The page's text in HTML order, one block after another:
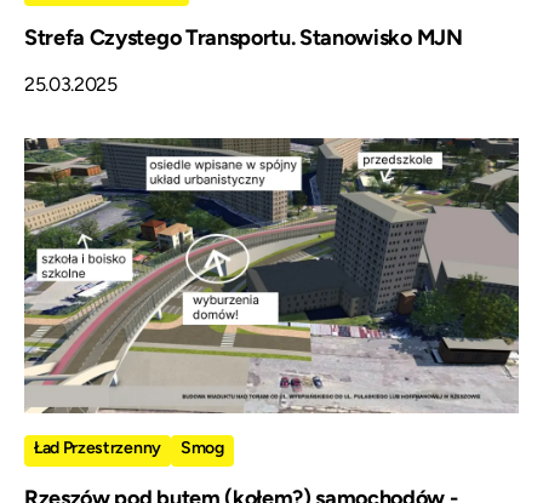
Strefa Czystego Transportu. Stanowisko MJN
25.03.2025
Ład Przestrzenny Smog